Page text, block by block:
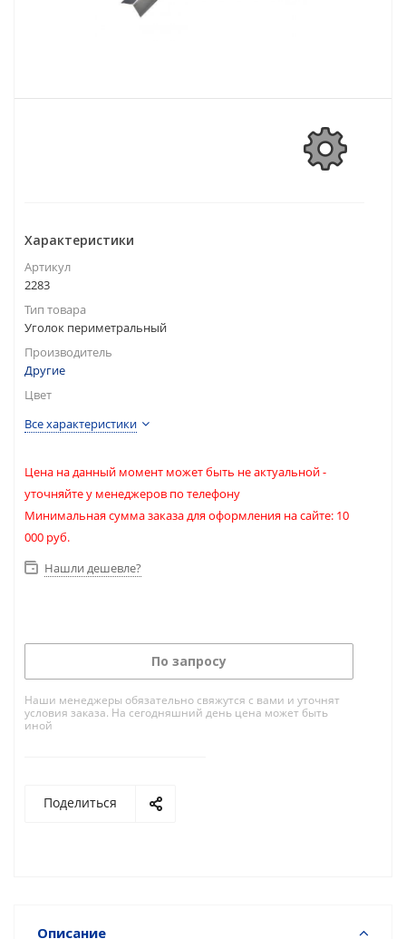
Характеристики
Артикул
2283
Тип товара
Уголок периметральный
Производитель
Другие
Цвет
Все характеристики
Цена на данный момент может быть не актуальной -
уточняйте у менеджеров по телефону
Минимальная сумма заказа для оформления на сайте: 10
000 руб.
Нашли дешевле?
По запросу
Наши менеджеры обязательно свяжутся с вами и уточнят
условия заказа. На сегодняшний день цена может быть
иной
Поделиться
Описание